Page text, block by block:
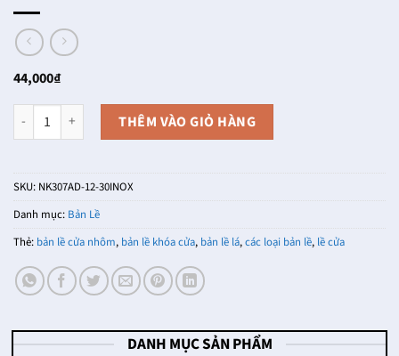
44,000₫
Bản lề âm dương NK307AD-12-30INOX số lượng
THÊM VÀO GIỎ HÀNG
SKU: NK307AD-12-30INOX
Danh mục: Bản Lề
Thẻ: bản lề cửa nhôm, bản lề khóa cửa, bản lề lá,các loại bản lề, lề cửa
DANH MỤC SẢN PHẨM